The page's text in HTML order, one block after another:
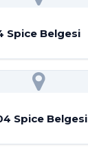
Spice Belgesi
Spice Belgesi